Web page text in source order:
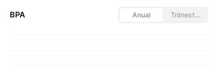
BPA Anual Trimestral